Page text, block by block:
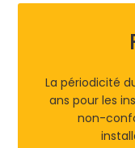
La périodicité
ans pour les
non-